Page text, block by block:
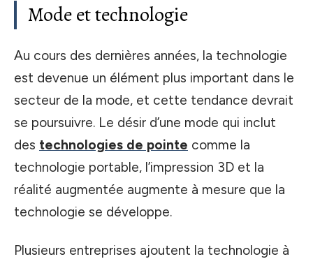
Mode et technologie
Au cours des dernières années, la technologie
est devenue un élément plus important dans le
secteur de la mode, et cette tendance devrait
se poursuivre. Le désir d’une mode qui inclut
des technologies de pointe comme la
technologie portable, l’impression 3D et la
réalité augmentée augmente à mesure que la
technologie se développe.
Plusieurs entreprises ajoutent la technologie à